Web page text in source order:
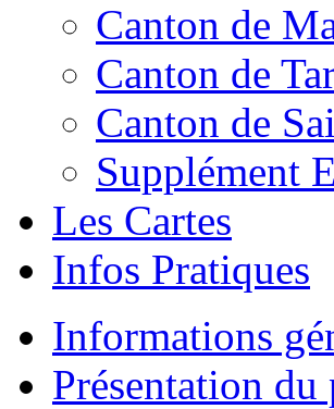
Canton de
Canton de
Canton de
Supplément
Les Cartes
Infos Pratiques
Informations
Présentation du